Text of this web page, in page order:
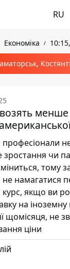
RU
Економіка
менше
професіонали
чи
тому
намагатися
якщо ви
на іноземну
щомісяця, не
ціни